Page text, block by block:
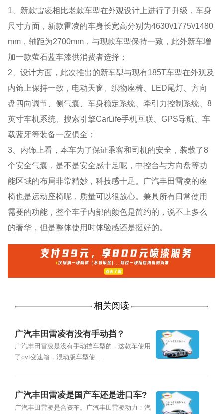
1、新款雷凌相比老款车型在外观设计上进行了升级，车身
尺寸方面，新款雷凌的车身长宽高分别为4630\/1775\/1480
mm，轴距为2700mm，与现款车型保持一致，此外新车增
加一款萤石蓝车漆供消费者选择；
2、设计方面，此次推出的新车型与现有185T车型在外观及
内饰上保持一致，电动天窗、织物座椅、LED尾灯、方向
盘四向调节、侧气囊、车身稳定系统、牵引力控制系统、8
英寸车机系统、搜索引擎CarLife手机互联、GPS导航、车
载蓝牙等装备一应俱全；
3、内饰上看，本车为了保证乘客和司机的安全，装载了8
个安全气囊，是不是安全感十足呢，中控台与方向盘等功
能区域的布局非常精妙，科技感十足。广汽丰田雷凌的座
椅也是运动座椅呢，质量可以很放心。兼具所有日常使用
需要的功能，整个车子内部的颜色是简约的，说不上多么
的奢华，但是整体使用时体验感还是挺好的。
相关阅读
广汽丰田雷凌有没有手动挡？
广汽丰田雷凌是没有手动挡车型的，这款车使用
了cvt变速箱，混动版车型使...
广汽丰田雷凌是国产车还是进口车?
广汽丰田雷凌是合资车。广汽丰田雷凌动力：汽